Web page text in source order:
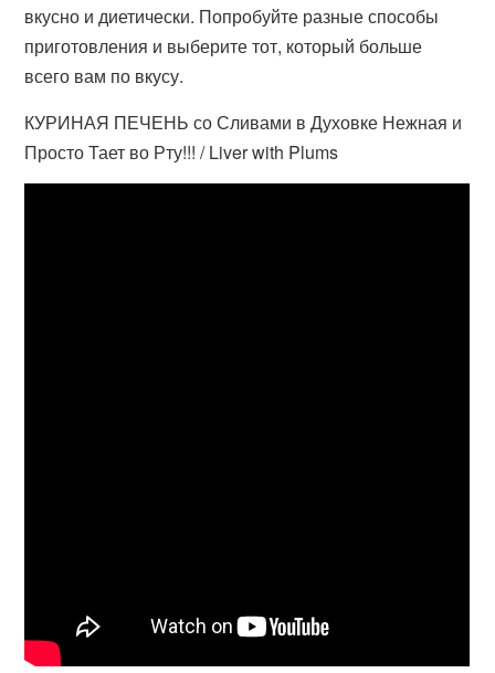
вкусно и диетически. Попробуйте разные способы
приготовления и выберите тот, который больше
всего вам по вкусу.
КУРИНАЯ ПЕЧЕНЬ со Сливами в Духовке Нежная и
Просто Тает во Рту!!! / Liver with Plums